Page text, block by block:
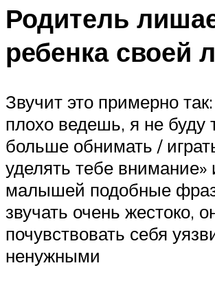
Родитель
ребенка своей
Звучит это примерно
плохо ведешь, я не буду
больше обнимать /
уделять тебе внимание»
малышей подобные
звучать очень жестоко,
почувствовать себя
ненужными